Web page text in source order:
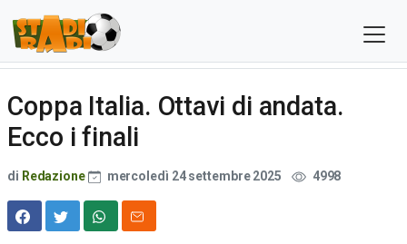
Coppa Italia. Ottavi di andata.
Ecco i finali
di Redazione mercoledì 24 settembre 2025 4998